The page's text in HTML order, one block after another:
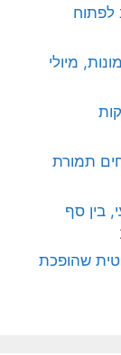
לפתוח
מיולי
תמורת
בין סף
שהופכת